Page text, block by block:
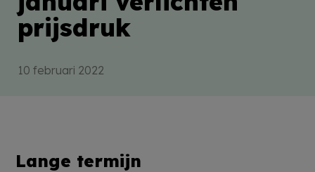
prijsdruk
10 februari 2022
Lange termijn